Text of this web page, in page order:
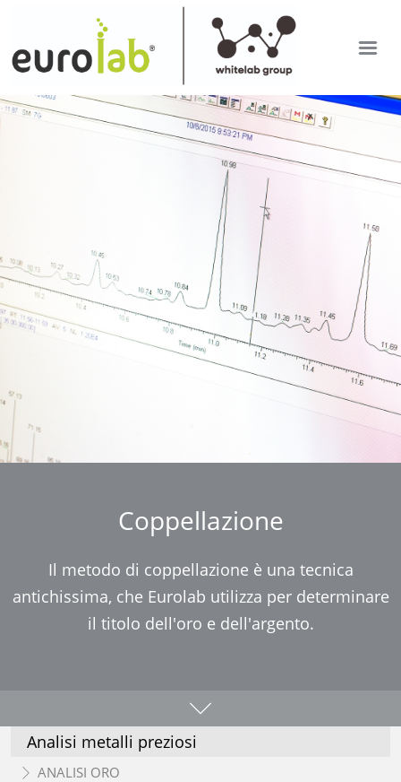
EUROLAB
Mostra versione desktop
EN
Coppellazione
Il metodo di coppellazione è una tecnica
antichissima, che Eurolab utilizza per determinare
il titolo dell'oro e dell'argento.
Analisi metalli preziosi
ANALISI ORO